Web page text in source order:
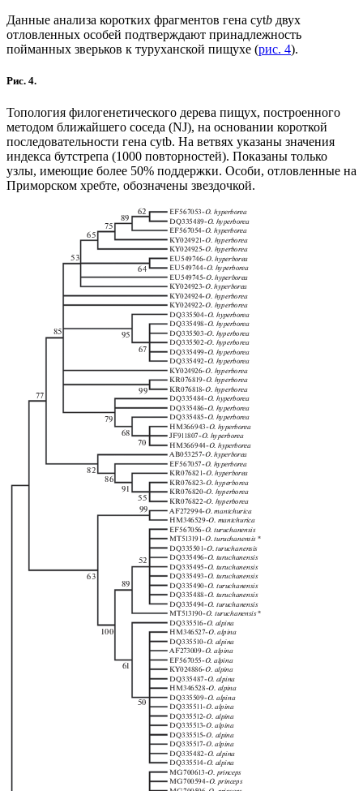
Данные анализа коротких фрагментов гена cytb двух
отловленных особей подтверждают принадлежность
пойманных зверьков к туруханской пищухе (рис. 4).
Рис. 4.
Топология филогенетического дерева пищух, построенного
методом ближайшего соседа (NJ), на основании короткой
последовательности гена cytb. На ветвях указаны значения
индекса бутстрепа (1000 повторностей). Показаны только
узлы, имеющие более 50% поддержки. Особи, отловленные на
Приморском хребте, обозначены звездочкой.